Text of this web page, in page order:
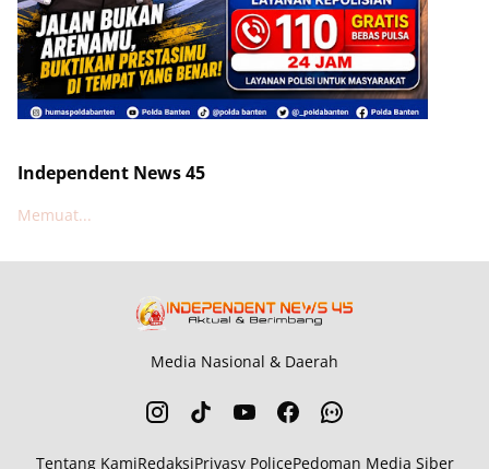
Independent News 45
Memuat...
Media Nasional & Daerah
Tentang KamiRedaksiPrivasy PolicePedoman Media Siber